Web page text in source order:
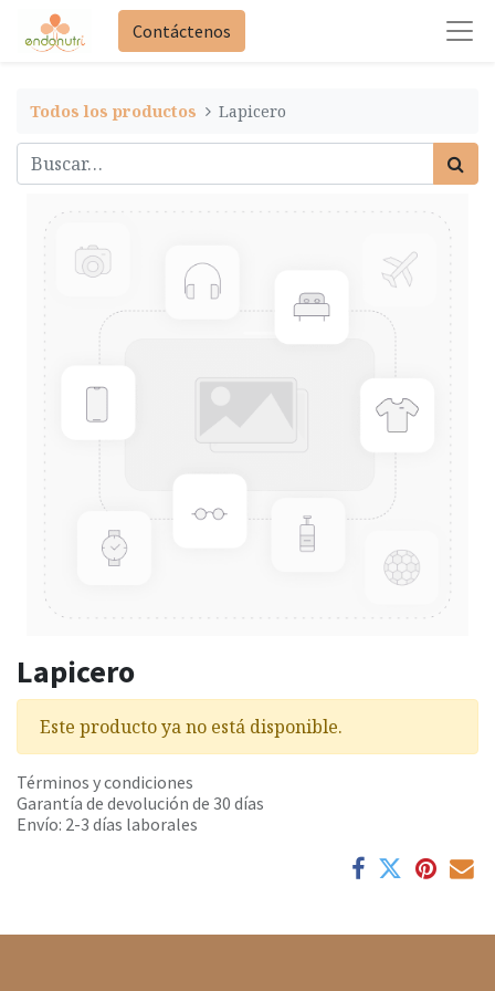
Contáctenos
Todos los productos Lapicero
Lapicero
Este producto ya no está disponible.
Términos y condiciones
Garantía de devolución de 30 días
Envío: 2-3 días laborales